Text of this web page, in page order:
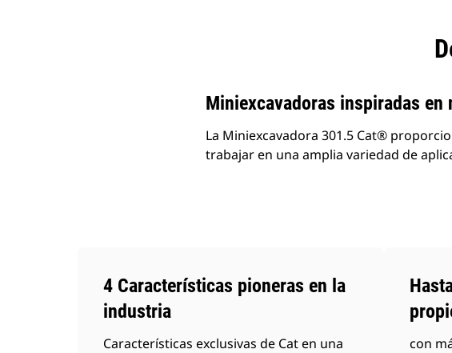
Miniexcavadoras inspiradas en
La Miniexcavadora 301.5 Cat®
trabajar en una amplia variedad de
4 Características pioneras en la
industria
Características exclusivas de Cat en una
con